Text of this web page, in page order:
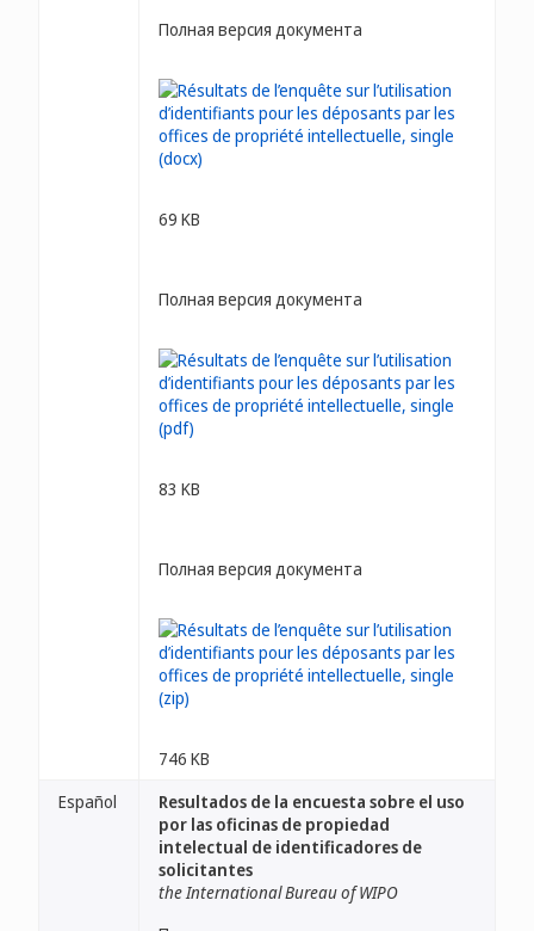
Полная версия документа
69 KB
Полная версия документа
83 KB
Полная версия документа
746 KB
Español
Resultados de la encuesta sobre el uso
por las oficinas de propiedad
intelectual de identificadores de
solicitantes
the International Bureau of WIPO